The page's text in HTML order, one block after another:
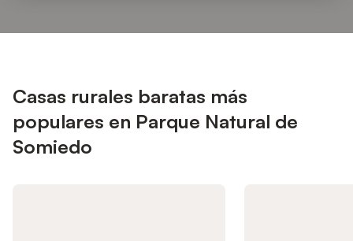
Casas rurales baratas más
populares en Parque Natural de
Somiedo